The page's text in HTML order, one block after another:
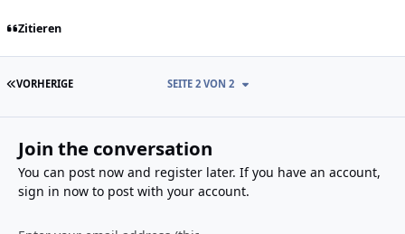
Zitieren
ERSTE SEITE
VORHERIGE SEITE 2 VON 2
Join the conversation
You can post now and register later. If you have an account,
sign in nowto post with your account.